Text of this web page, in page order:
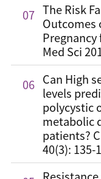
07 The Risk
Outcomes
Pregnancy
Med Sci
06 Can High
levels
polycystic
metabolic
patients?
40(3): 135-